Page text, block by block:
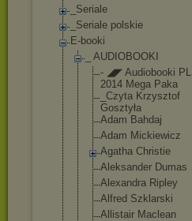
_Seriale
_Seriale polskie
E-booki
_ AUDIOBOOKI
- ◢◤ Audiobooki PL
2014 Mega Paka
_Czyta Krzysztof
Gosztyła
Adam Bahdaj
Adam Mickiewicz
Agatha Christie
Aleksander Dumas
Alexandra Ripley
Alfred Szklarski
Allistair Maclean